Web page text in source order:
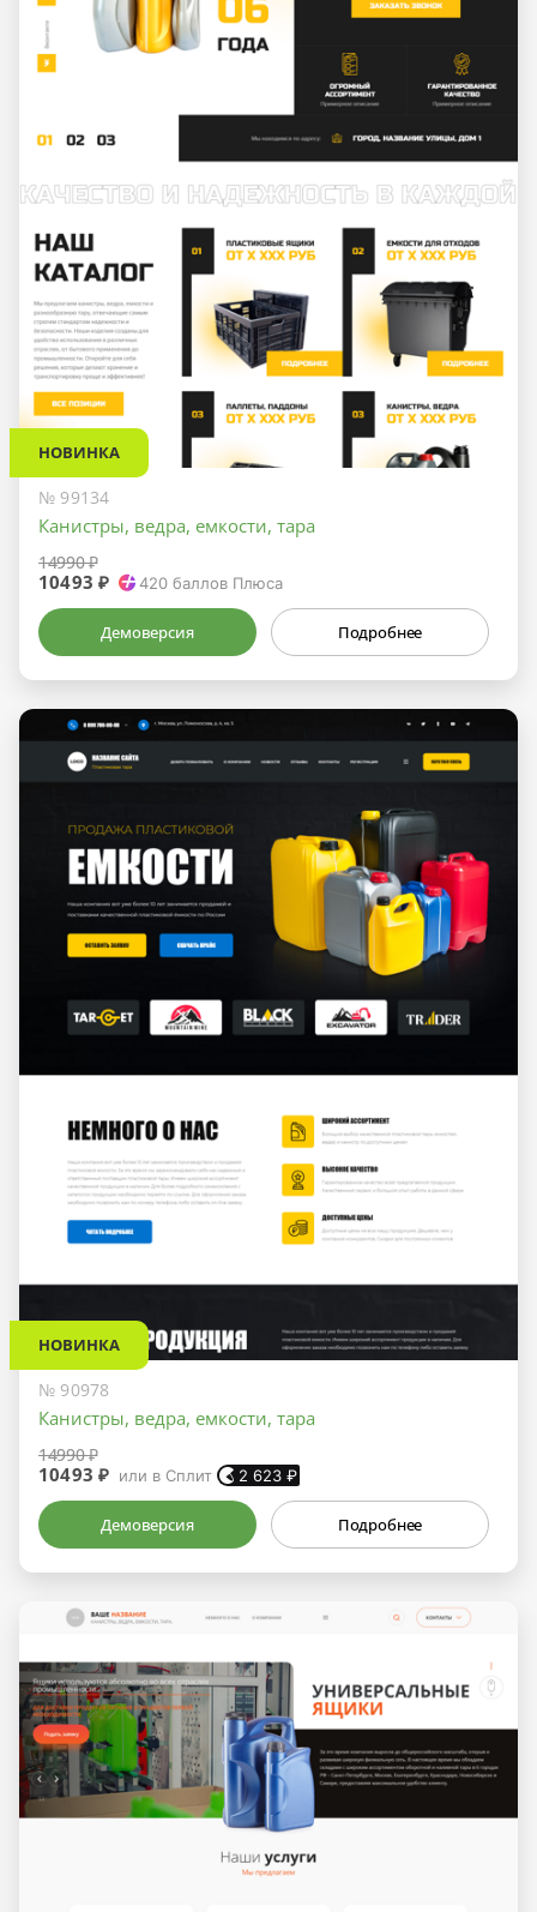
НОВИНКА
№ 99134
Канистры, ведра, емкости, тара
14990 ₽
10493 ₽ 420 баллов Плюса
Демоверсия Подробнее
НОВИНКА
№ 90978
Канистры, ведра, емкости, тара
14990 ₽
10493 ₽ или в Сплит 2 623 ₽
Демоверсия Подробнее